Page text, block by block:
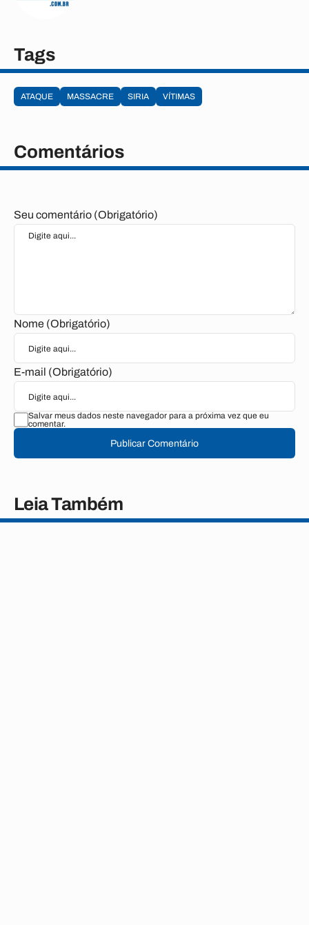
Tags
ATAQUE MASSACRE SIRIA VÍTIMAS
Comentários
Seu comentário (Obrigatório)
Nome (Obrigatório)
E-mail (Obrigatório)
Salvar meus dados neste navegador para a próxima vez que eu
comentar.
Publicar Comentário
Leia Também